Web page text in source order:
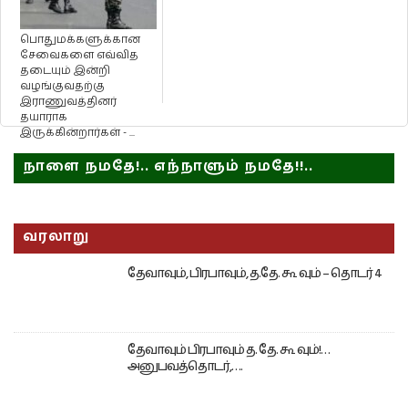
பொதுமக்களுக்கான
சேவைகளை எவ்வித
தடையும் இன்றி
வழங்குவதற்கு
இராணுவத்தினர்
தயாராக
இருக்கின்றார்கள் - ...
நாளை நமதே!.. எந்நாளும் நமதே!!..
வரலாறு
தேவாவும், பிரபாவும், த.தே. கூ வும் – தொடர் 4
தேவாவும் பிரபாவும் த. தே. கூ வும்!…
அனுபவத்தொடர்,….